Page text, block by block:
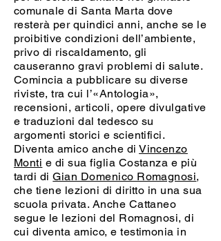
comunale di Santa Marta dove
resterà per quindici anni, anche se le
proibitive condizioni dell’ambiente,
privo di riscaldamento, gli
causeranno gravi problemi di salute.
Comincia a pubblicare su diverse
riviste, tra cui l’«Antologia»,
recensioni, articoli, opere divulgative
e traduzioni dal tedesco su
argomenti storici e scientifici.
Diventa amico anche diVincenzo
Monti e di sua figlia Costanza e più
tardi diGian Domenico Romagnosi,
che tiene lezioni di diritto in una sua
scuola privata. Anche Cattaneo
segue le lezioni del Romagnosi, di
cui diventa amico, e testimonia in